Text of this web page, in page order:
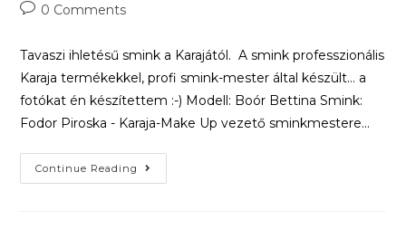
0 Comments
Tavaszi ihletésű smink a Karajától. A smink professzionális
Karaja termékekkel, profi smink-mester által készült... a
fotókat én készítettem :-) Modell: Boór Bettina Smink:
Fodor Piroska - Karaja-Make Up vezető sminkmestere…
Continue Reading